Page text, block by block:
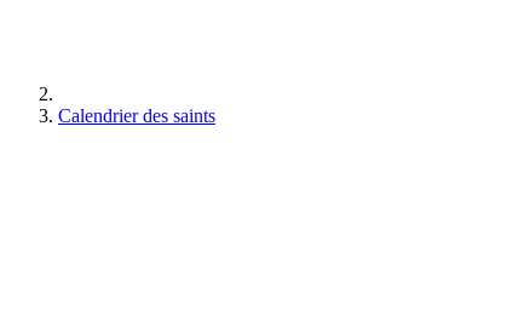
Calendrier des saints